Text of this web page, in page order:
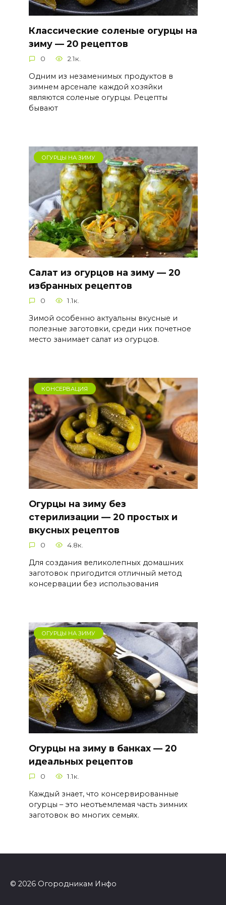
Классические соленые огурцы на
зиму — 20 рецептов
0 2.1к.
Одним из незаменимых продуктов в
зимнем арсенале каждой хозяйки
являются соленые огурцы. Рецепты
бывают
ОГУРЦЫ НА ЗИМУ
Салат из огурцов на зиму — 20
избранных рецептов
0 1.1к.
Зимой особенно актуальны вкусные и
полезные заготовки, среди них почетное
место занимает салат из огурцов.
КОНСЕРВАЦИЯ
Огурцы на зиму без
стерилизации — 20 простых и
вкусных рецептов
0 4.8к.
Для создания великолепных домашних
заготовок пригодится отличный метод
консервации без использования
ОГУРЦЫ НА ЗИМУ
Огурцы на зиму в банках — 20
идеальных рецептов
0 1.1к.
Каждый знает, что консервированные
огурцы – это неотъемлемая часть зимних
заготовок во многих семьях.
© 2026 Огородникам Инфо